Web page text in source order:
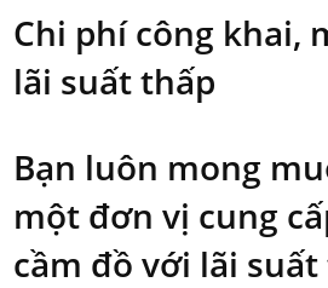
Chi phí công khai,
lãi suất thấp
Bạn luôn mong
một đơn vị cung
cầm đồ với lãi suất